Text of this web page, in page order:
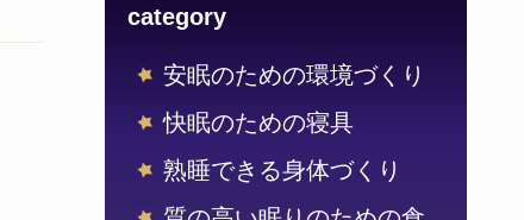
category
安眠のための環境づくり
快眠のための寝具
熟睡できる身体づくり